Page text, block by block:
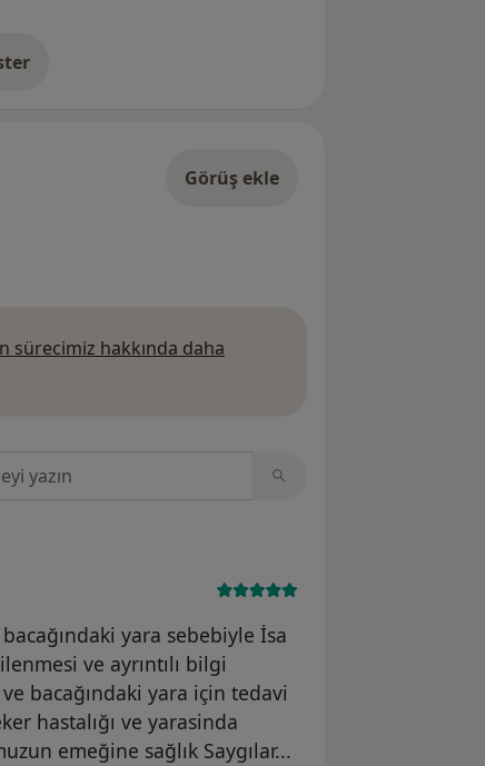
hakkında
Görüş ekle
sürecimiz hakkında daha
ara
yara sebebiyle İsa
ve ayrıntılı bilgi
bacağındaki yara için tedavi
hastalığı ve yarasinda
emeğine sağlık Saygılar...